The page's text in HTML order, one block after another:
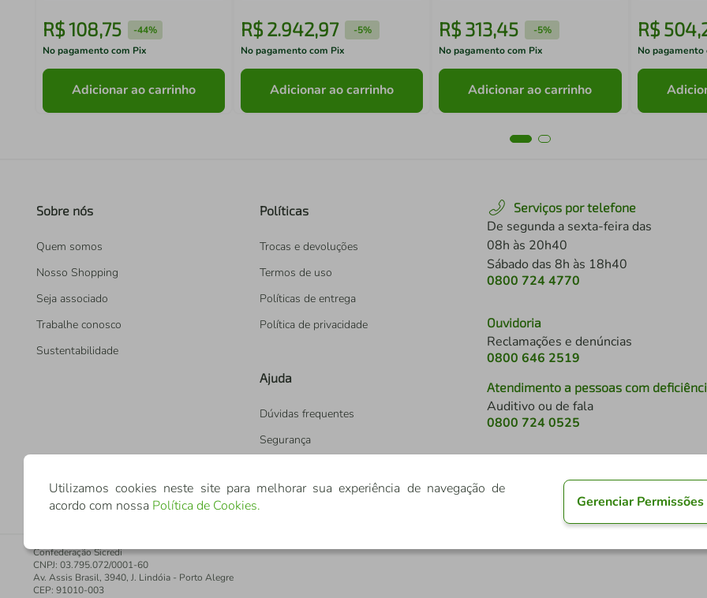
R$108,75 -44%
No pagamento com Pix
Adicionar ao carrinho
R$ 2.942,97 -5%
No pagamento com Pix
Adicionar ao carrinho
R$313,45 -5%
No pagamento com Pix
Adicionar ao carrinho
R$ 504,
No pagamento
Sobre nós
Quem somos
Nosso Shopping
Seja associado
Trabalhe conosco
Sustentabilidade
Políticas
Trocas e devoluções
Termos de uso
Políticas de entrega
Política de privacidade
Ajuda
Dúvidas frequentes
Segurança
Serviços por telefone
De segunda a sexta-feira das
08h às 20h40
Sábado das 8h às 18h40
0800 724 4770
Ouvidoria
Reclamações e denúncias
0800 646 2519
Atendimento a pessoas com
Auditivo ou de fala
0800 724 0525
Confederação Sicredi
CNPJ: 03.795.072/0001-60
Av. Assis Brasil, 3940, J. Lindóia - Porto Alegre
CEP: 91010-003
Utilizamos cookies neste site para melhorar sua experiência de navegação de
acordo com nossa Política de Cookies. Gerenciar